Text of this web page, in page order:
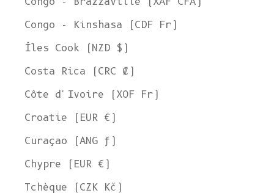
Congo - Kinshasa (CDF Fr)
Îles Cook (NZD $)
Costa Rica (CRC ₡)
Côte d'Ivoire (XOF Fr)
Croatie (EUR €)
Curaçao (ANG ƒ)
Chypre (EUR €)
Tchèque (CZK Kč)